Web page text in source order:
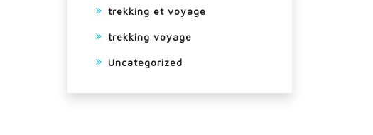
trekking et voyage
trekking voyage
Uncategorized